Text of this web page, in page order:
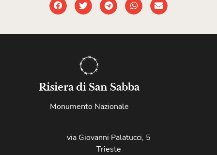
Risiera di San Sabba
Monumento Nazionale
via Giovanni Palatucci, 5
Trieste